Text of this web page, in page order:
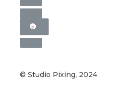
© Studio Pixing, 2024